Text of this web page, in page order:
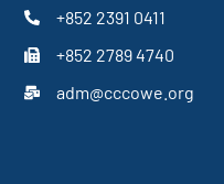
+852 2391 0411
+852 2789 4740
adm@cccowe.org